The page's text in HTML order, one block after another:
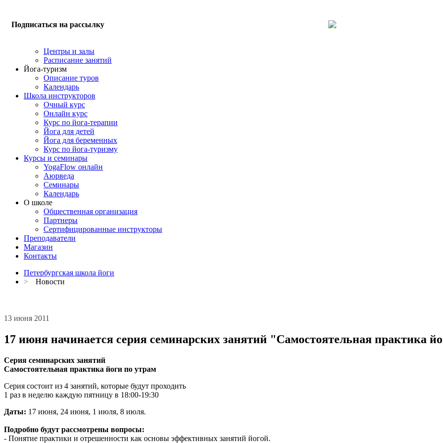
Подписаться на рассылку
Центры и залы
Расписание занятий
Йога-туризм
Описание туров
Календарь
Школа инструкторов
Очный курс
Онлайн курс
Курс по йога-терапии
Йога для детей
Йога для беременных
Курс по йога-туризму
Курсы и семинары
YogaFlow онлайн
Аюрведа
Семинары
Календарь
О школе
Общественная организация
Партнеры
Сертифицированные инструкторы
Преподаватели
Магазин
Контакты
Петербургская школа йоги
>
Новости
13 июня 2011
17 июня начинается серия семинарских занятий "Самостоятельная практика
Серия семинарских занятий
Самостоятельная практика йоги по утрам
Серия состоит из 4 занятий, которые будут проходить
1 раз в неделю каждую пятницу в 18:00-19:30
Даты: 17 июня, 24 июня, 1 июля, 8 июля.
Подробно будут рассмотрены вопросы:
- Понятие практики и отрешенности как основы эффективных занятий йогой.